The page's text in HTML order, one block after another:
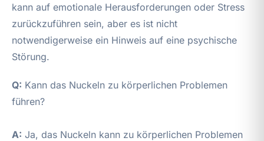
kann auf emotionale Herausforderungen oder Stress
zurückzuführen sein, aber es ist nicht
notwendigerweise ein Hinweis auf eine psychische
Störung.
Q: Kann das Nuckeln zu körperlichen Problemen
führen?
A: Ja, das Nuckeln kann zu körperlichen Problemen